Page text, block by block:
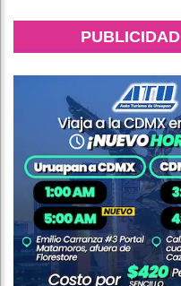
PUBLICIDAD